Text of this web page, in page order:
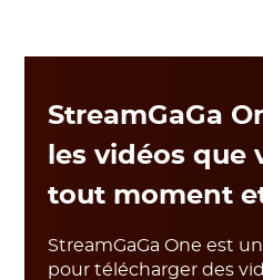
StreamGaGa
les vidéos que
tout moment
StreamGaGa One est
pour télécharger des